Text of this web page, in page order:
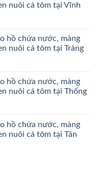
nuôi cá tôm tại Vĩnh
hồ chứa nước, màng
nuôi cá tôm tại Trảng
hồ chứa nước, màng
nuôi cá tôm tại Thống
hồ chứa nước, màng
nuôi cá tôm tại Tân